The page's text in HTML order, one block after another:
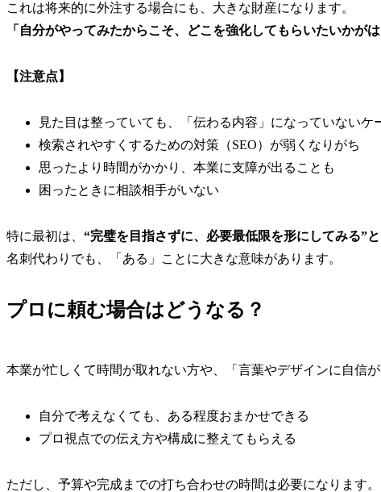
これは将来的に外注する場合にも、大きな財産になります。
「自分がやってみたからこそ、どこを強化してもらいたいか
【注意点】
見た目は整っていても、「伝わる内容」になっていないケ
検索されやすくするための対策（SEO）が弱くなりがち
思ったより時間がかかり、本業に支障が出ることも
困ったときに相談相手がいない
特に最初は、 “完璧を目指さずに、必要最低限を形にしてみる”
名刺代わりでも、「ある」ことに大きな意味があります。
プロに頼む場合はどうなる？
本業が忙しくて時間が取れない方や、「言葉やデザインに自信
自分で考えなくても、ある程度おまかせできる
プロ視点での伝え方や構成に整えてもらえる
ただし、予算や完成までの打ち合わせの時間は必要になります。